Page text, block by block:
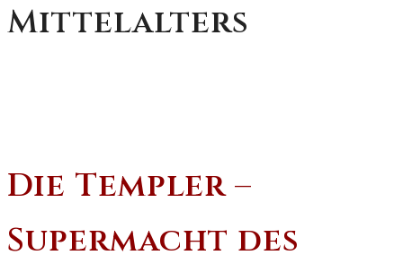
Mittelalters
Die Templer –
Supermacht des